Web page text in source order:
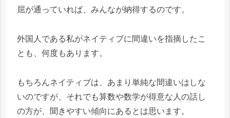
屈が通っていれば、みんなが納得するのです。
外国人である私がネイティブに間違いを指摘したこ
とも、何度もあります。
もちろんネイティブは、あまり単純な間違いはしな
いのですが、それでも算数や数学が得意な人の話し
の方が、聞きやすい傾向にあるとは思います。